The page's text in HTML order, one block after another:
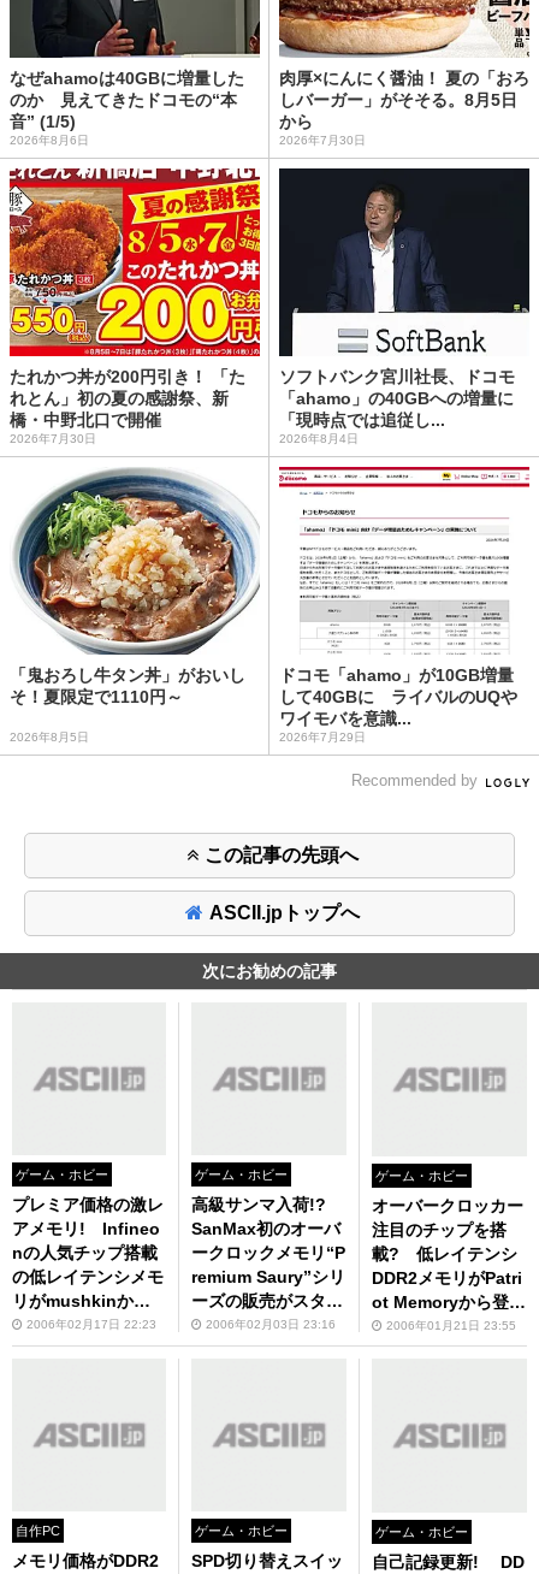
なぜahamoは40GBに増量した
のか 見えてきたドコモの“本
音” (1/5)
2026年8月6日
肉厚×にんにく醤油！ 夏の「おろ
しバーガー」がそそる。8月5日
から
2026年7月30日
たれかつ丼が200円引き！ 「た
れとん」初の夏の感謝祭、新
橋・中野北口で開催
2026年7月30日
ソフトバンク宮川社長、ドコモ
「ahamo」の40GBへの増量に
「現時点では追従し...
2026年8月4日
「鬼おろし牛タン丼」がおいし
そ！夏限定で1110円～
2026年8月5日
ドコモ「ahamo」が10GB増量
して40GBに ライバルのUQや
ワイモバを意識...
2026年7月29日
Recommended by
この記事の先頭へ
ASCII.jpトップへ
次にお勧めの記事
ゲーム・ホビー
プレミア価格の激レ
アメモリ! Infineo
nの人気チップ搭載
の低レイテンシメモ
リがmushkinから
登場!
2006年02月17日 22:23
ゲーム・ホビー
高級サンマ入荷!?
SanMax初のオーバ
ークロックメモリ“P
remium Saury”シリ
ーズの販売がスター
ト！2006年02月03日 23:16
ゲーム・ホビー
オーバークロッカー
注目のチップを搭
載? 低レイテンシ
DDR2メモリがPatri
ot Memoryから登
場!2006年01月21日 23:55
自作PC
メモリ価格がDDR2
ゲーム・ホビー
SPD切り替えスイッ
ゲーム・ホビー
自己記録更新! DD